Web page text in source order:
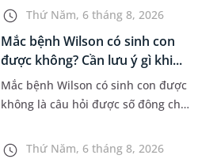
gặp tình trạng chậm kinh hoặc kinh
nguyệt không đều. Vậy phương
ph...
Thứ Năm, 6 tháng 8, 2026
Mắc bệnh Wilson có sinh con
được không? Cần lưu ý gì khi...
Mắc bệnh Wilson có sinh con được
không là câu hỏi được số đông chị
tâm. Trên thực tế, người mắc bệnh
Thứ Năm, 6 tháng 8, 2026